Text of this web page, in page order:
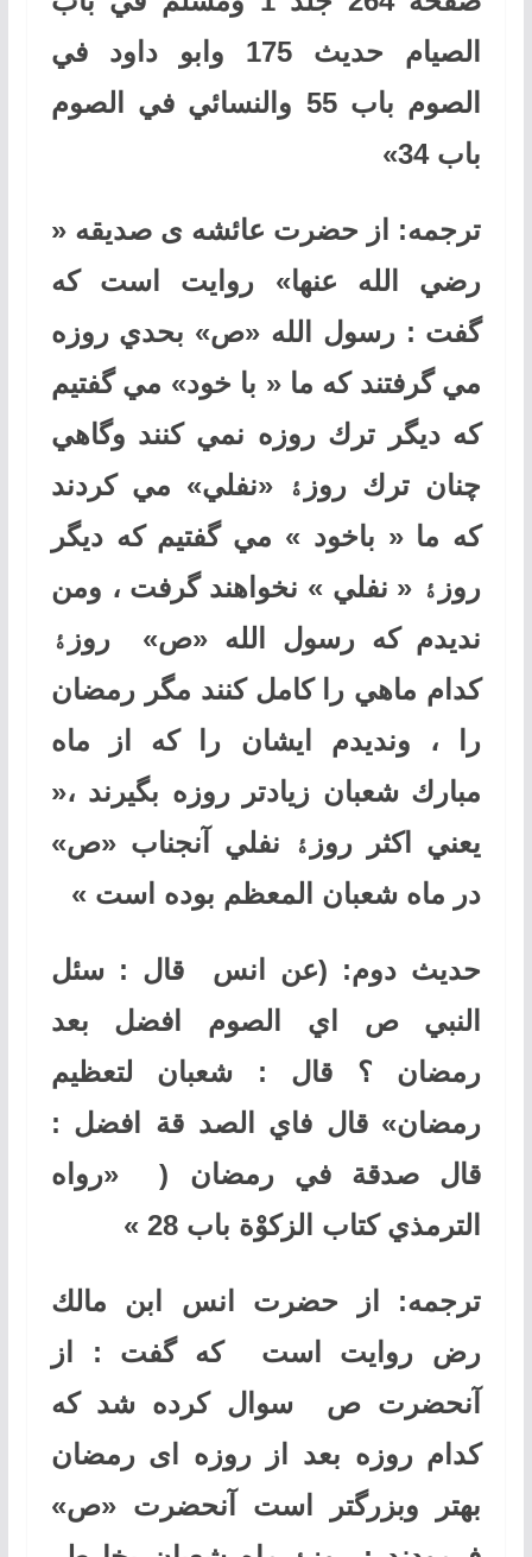
الصيام حديث 175 وابو داود في
الصوم باب 55 والنسائي في الصوم
باب 34
»
ترجمه: از حضرت عائشه ی صديقه «
رضي الله عنها» روايت است كه
گفت : رسول الله «ص» بحدي روزه
مي گرفتند كه ما « با خود» مي گفتيم
كه ديگر ترك روزه نمي كنند وگاهي
چنان ترك روزﮤ «نفلي» مي كردند
كه ما « باخود » مي گفتيم كه ديگر
روزﮤ « نفلي » نخواهند گرفت ، ومن
نديدم كه رسول الله «ص» روزﮤ
كدام ماهي را كامل كنند مگر رمضان
را ، ونديدم ايشان را كه از ماه
مبارك شعبان زيادتر روزه بگيرند ،«
يعني اكثر روزﮤ نفلي آنجناب «ص»
در ماه شعبان المعظم بوده است »
حديث دوم: (عن انس قال : سئل
النبي ص اي الصوم افضل بعد
رمضان ؟ قال : شعبان لتعظيم
رمضان» قال فاي الصد قة افضل :
قال صدقة في رمضان ( «رواه
الترمذي كتاب الزكوْة باب 28
»
ترجمه: از حضرت انس ابن مالك
رض روايت است كه گفت : از
آنحضرت ص سوال كرده شد كه
كدام روزه بعد از روزه ای رمضان
بهتر وبزرگتر است آنحضرت «ص»